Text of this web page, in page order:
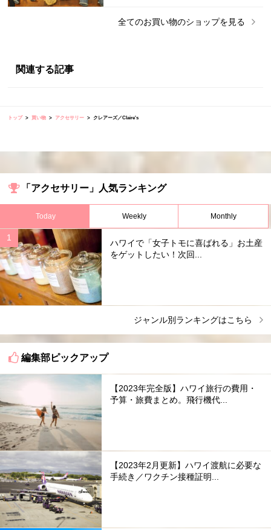
全てのお買い物のショップを見る
関連する記事
トップ 買い物 アクセサリー クレアーズ／Claire's
「アクセサリー」人気ランキング
Today Weekly Monthly
ハワイで「女子トモに喜ばれる」お土産
をゲットしたい！次回...
ジャンル別ランキングはこちら
編集部ピックアップ
【2023年完全版】ハワイ旅行の費用・
予算・旅費まとめ。飛行機代...
【2023年2月更新】ハワイ渡航に必要な
手続き／ワクチン接種証明...